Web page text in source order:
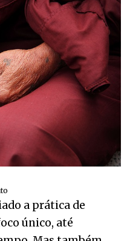
a prática de
único, até